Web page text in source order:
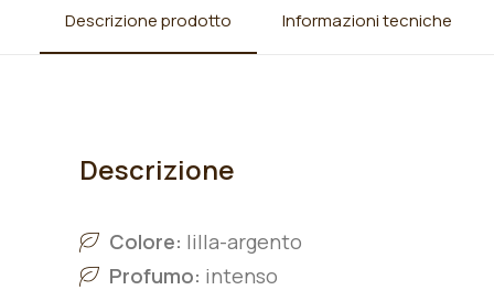
Descrizione prodotto Informazioni tecniche
Descrizione
Colore: lilla-argento
Profumo: intenso